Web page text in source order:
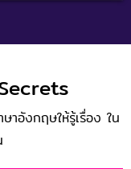
อังกฤษให้รู้เรื่อง ใน